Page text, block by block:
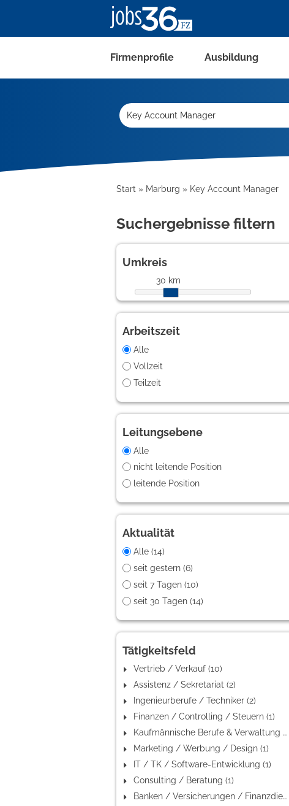
Firmenprofile Ausbildung
Start Marburg Key Account Manager
Suchergebnisse filtern
Umkreis
30 km
Arbeitszeit
Alle
Vollzeit
Teilzeit
Leitungsebene
Alle
nicht leitende Position
leitende Position
Aktualität
Alle (14)
seit gestern (6)
seit 7 Tagen (10)
seit 30 Tagen (14)
Tätigkeitsfeld
Vertrieb / Verkauf (10)
Assistenz / Sekretariat (2)
Ingenieurberufe / Techniker (2)
Finanzen / Controlling / Steuern (1)
Kaufmännische Berufe & Verwaltung (1)
Marketing / Werbung / Design (1)
IT / TK / Software-Entwicklung (1)
Consulting / Beratung (1)
Banken / Versicherungen / Finanzdienstleister (1)